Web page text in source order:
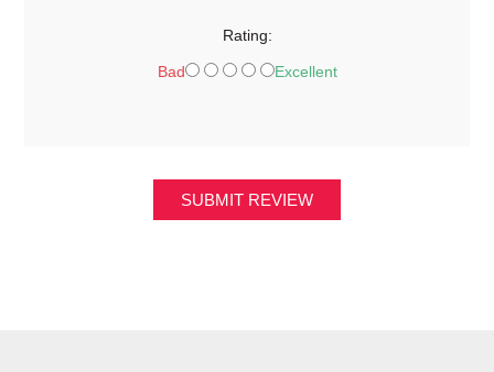
Rating:
Bad Excellent
SUBMIT REVIEW